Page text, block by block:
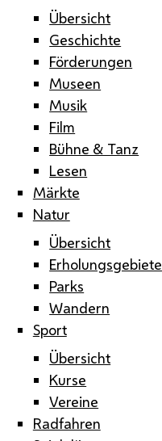
Übersicht
Geschichte
Förderungen
Museen
Musik
Film
Bühne & Tanz
Lesen
Märkte
Natur
Übersicht
Erholungsgebiete
Parks
Wandern
Sport
Übersicht
Kurse
Vereine
Radfahren